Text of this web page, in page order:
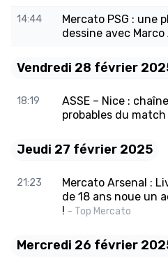
14:44
Mercato PSG : une
dessine avec Marco
Vendredi 28 février
18:19
ASSE – Nice :
probables du match
Jeudi 27 février 2025
21:23
Mercato Arsenal :
de 18 ans noue un
! - Top Mercato
Mercredi 26 février